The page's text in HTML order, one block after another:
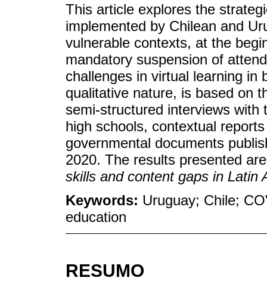
This article explores the
implemented by Chilean and
vulnerable contexts, at the
mandatory suspension of
challenges in virtual learning in
qualitative nature, is based on
semi-structured interviews
high schools, contextual
governmental documents
2020. The results presented
skills and content gaps in Latin
Keywords: Uruguay; Chile;
education
RESUMO